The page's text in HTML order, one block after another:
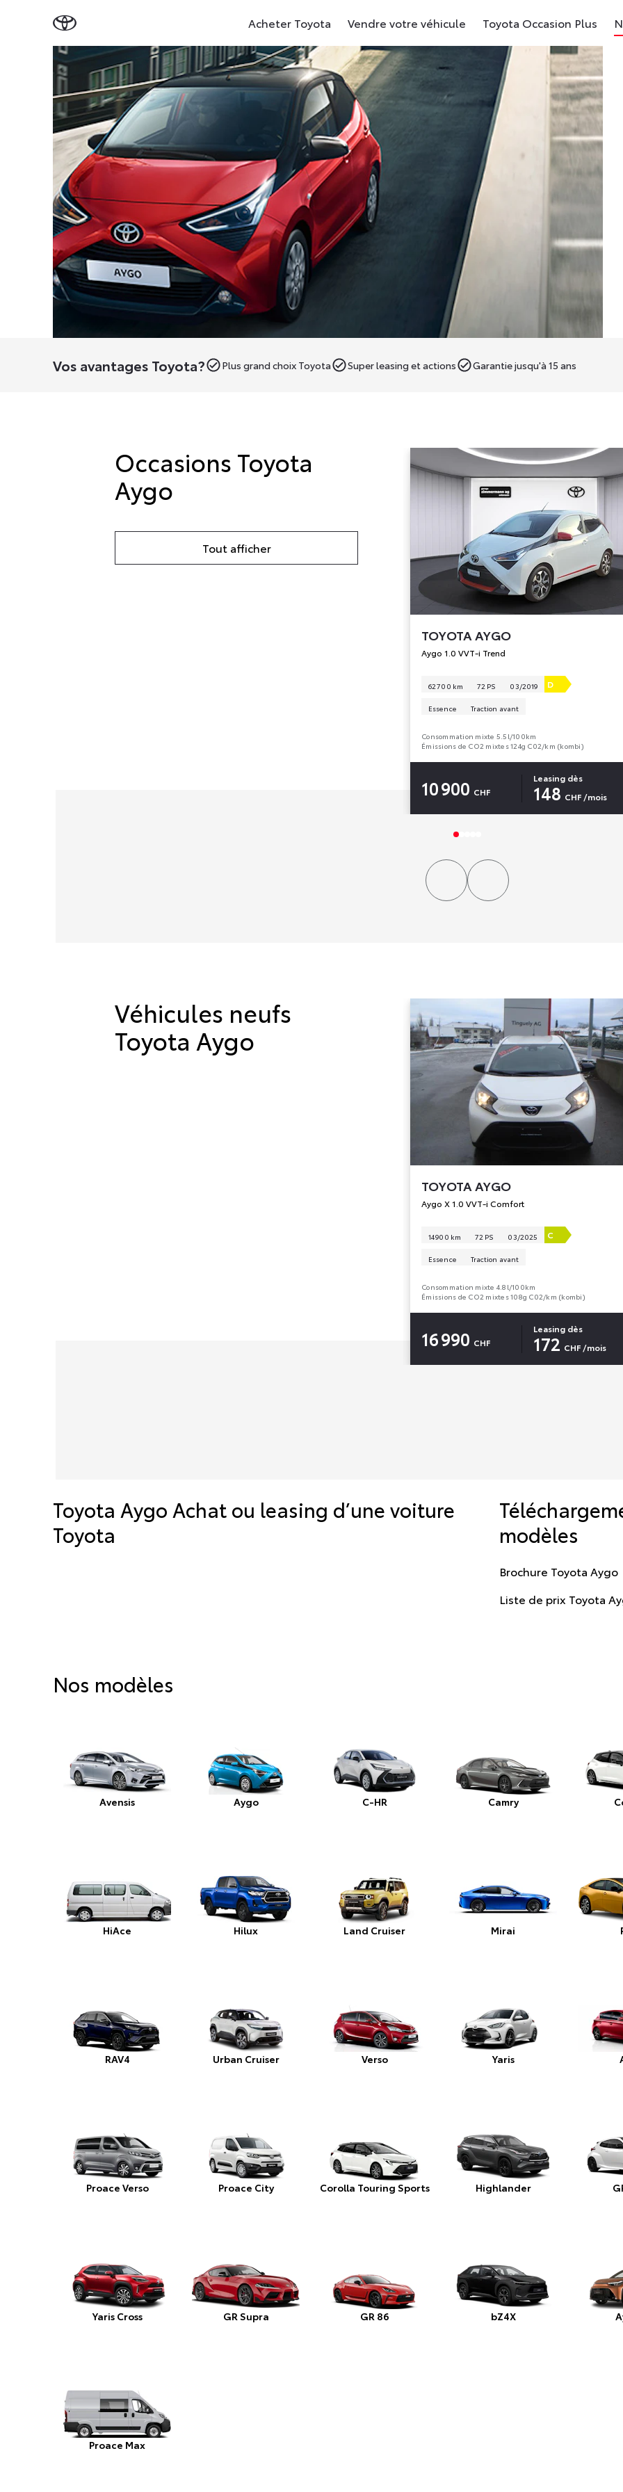
Acheter Toyota Vendre votre véhicule Toyota Occasion Plus
Vos avantages Toyota? Plus grand choix Toyota Super leasing et actions Garantie jusqu'à 15 ans
Occasions Toyota
Aygo
Tout afficher
TOYOTAAYGO
Aygo 1.0 VVT-i Trend
62 700 km 72 PS 03/2019 D
Essence Traction avant
Consommation mixte 5.5l/100km
Émissions de CO2 mixtes 124g C02/km (kombi)
10 900 CHF
Leasing dès
148 CHF /mois
Véhicules neufs
Toyota Aygo
TOYOTAAYGO
Aygo X 1.0 VVT-i Comfort
14 900 km 72 PS 03/2025 C
Essence Traction avant
Consommation mixte 4.8l/100km
Émissions de CO2 mixtes 108g C02/km (kombi)
16 990 CHF
Leasing dès
172 CHF /mois
Toyota Aygo Achat ou leasing d’une voiture
Toyota
modèles
Brochure Toyota Aygo
Liste de prix Toyota
Nos modèles
Avensis Aygo C-HR Camry
HiAce Hilux Land Cruiser Mirai
RAV4 Urban Cruiser Verso Yaris
Proace Verso Proace City Corolla Touring Sports Highlander
Yaris Cross GR Supra GR 86 bZ4X
Proace Max